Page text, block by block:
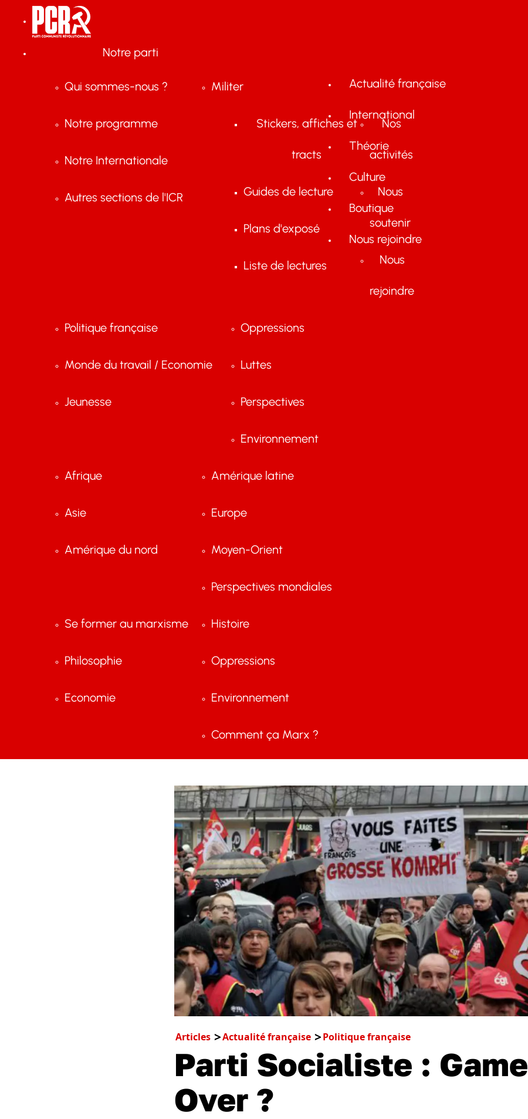
Notre parti
Qui sommes-nous ?
Notre programme
Notre Internationale
Autres sections de l'ICR
Militer
Stickers, affiches et
tracts
Guides de lecture
Plans d'exposé
Liste de lectures
Nos
activités
Nous
soutenir
Nous
rejoindre
Actualité française
Politique française
Monde du travail / Economie
Jeunesse
Oppressions
Luttes
Perspectives
Environnement
International
Afrique
Asie
Amérique du nord
Amérique latine
Europe
Moyen-Orient
Perspectives mondiales
Théorie
Se former au marxisme
Philosophie
Economie
Histoire
Oppressions
Environnement
Comment ça Marx ?
Culture
Boutique
Nous rejoindre
Articles Actualité française Politique française
Parti Socialiste : Game
Over ?